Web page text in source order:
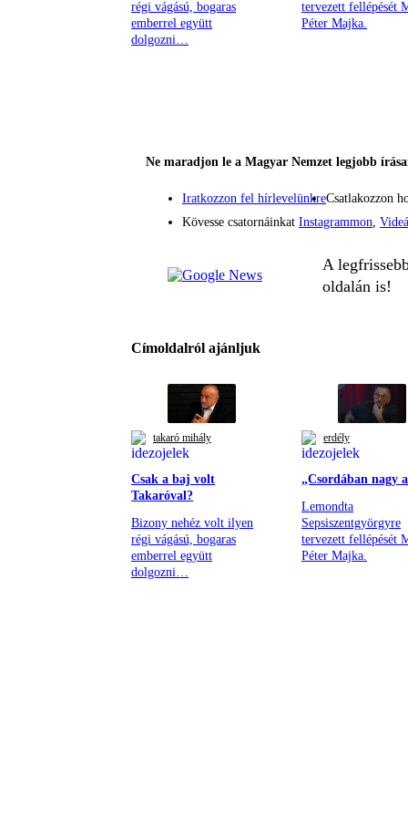
régi vágású, bogaras
emberrel együtt
dolgozni…
tervezett fellépését
Péter Majka.
Ne maradjon le a Magyar Nemzet legjobb
Iratkozzon fel hírlevelünkreCsatlakozzon
Kövesse csatornáinkat Instagrammon,
A
oldalán is!
Címoldalról ajánljuk
takaró mihály
Csak a baj volt
Takaróval?
Bizony nehéz volt ilyen
régi vágású, bogaras
emberrel együtt
dolgozni…
erdély
„Csordában nagy
Lemondta
Sepsiszentgyörgyre
tervezett fellépését
Péter Majka.